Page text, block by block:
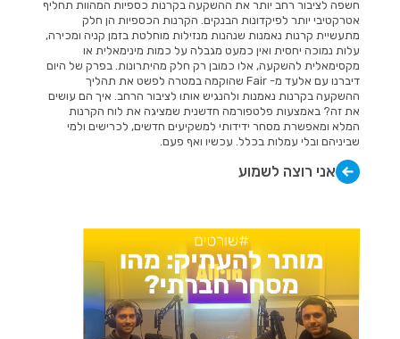
חשפה לציבור רחב יותר את ההשקעה בקרנות כספיות המהוות תחליף
אטרקטיבי יותר לפיקדונות הבנקים. הקרנות הכספיות הן חלק
מתעשיית קרנות נאמנות שנהנות מנזילות מוחלטת בזמן קניה ומכירה,
עלות נמוכה יחסית ואין כמעט מגבלה על כמות מינימאלית או
מקסימאלית להשקעה, אלו כמובן רק חלק מהיתרונות. בפרק של היום
דיברנו עם אלעד מ- Fair שהוקמה במטרה לפשט את תהליך
ההשקעה בקרנות נאמנות ולהנגיש אותו לציבור הרחב. איך הם עושים
את זה? באמצעות פלטפורמה חדשנית שמציגה את לוח הקרנות
המלא ומאפשרת מסחר ידידותי למשקיעים חדשים, לכרישים ולמי
שביניהם ובלי עמלות בכלל. עכשיו ואף פעם.
אני רוצה לשמוע